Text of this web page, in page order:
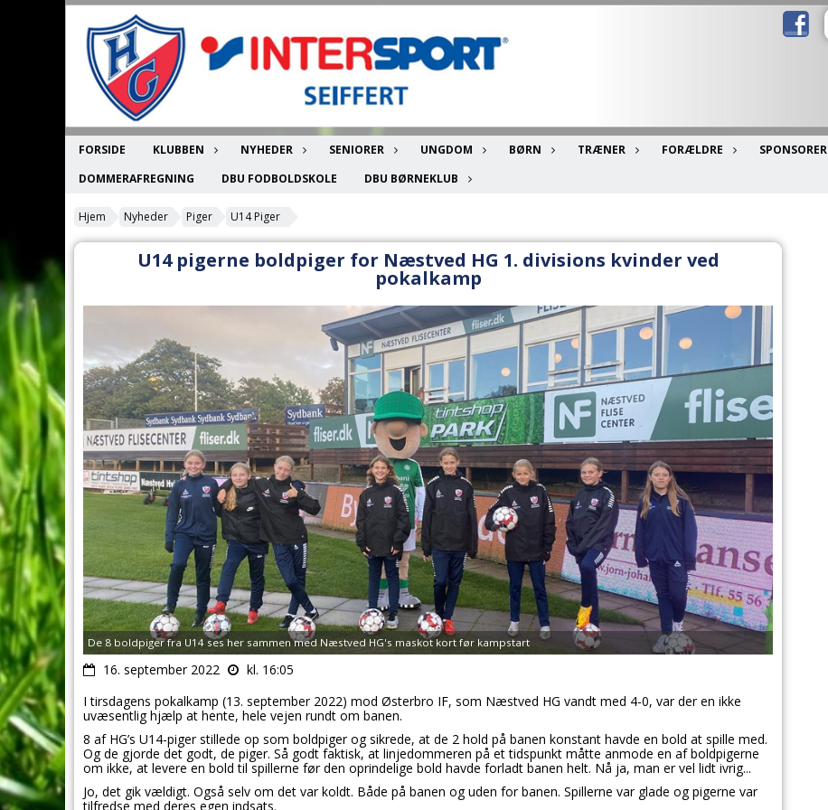
FORSIDE KLUBBEN NYHEDER SENIORER UNGDOM BØRN TRÆNER FORÆLDRE SPONSORER
DOMMERAFREGNING
DBU FODBOLDSKOLE DBU BØRNEKLUB
Hjem Nyheder Piger U14 Piger
U14 pigerne boldpiger for Næstved HG 1. divisions kvinder ved
pokalkamp
De 8 boldpiger fra U14 ses her sammen med Næstved HG's maskot kort før kampstart
16. september 2022
kl. 16:05
I tirsdagens pokalkamp (13. september 2022) mod Østerbro IF, som Næstved HG vandt med 4-0, var der en ikke
uvæsentlig hjælp at hente, hele vejen rundt om banen.
8 af HG’s U14-piger stillede op som boldpiger og sikrede, at de 2 hold på banen konstant havde en bold at spille med.
Og de gjorde det godt, de piger. Så godt faktisk, at linjedommeren på et tidspunkt måtte anmode en af boldpigerne
om ikke, at levere en bold til spillerne før den oprindelige bold havde forladt banen helt. Nå ja, man er vel lidt ivrig...
Jo, det gik vældigt. Også selv om det var koldt. Både på banen og uden for banen. Spillerne var glade og pigerne var
tilfredse med deres egen indsats.